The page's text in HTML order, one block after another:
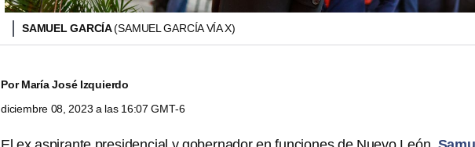
SAMUEL GARCÍA(SAMUEL GARCÍA VÍA X)
PorMaría José Izquierdo
diciembre 08, 2023 a las 16:07 GMT-6